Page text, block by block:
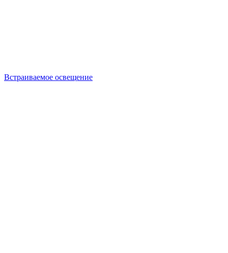
Встраиваемое освещение